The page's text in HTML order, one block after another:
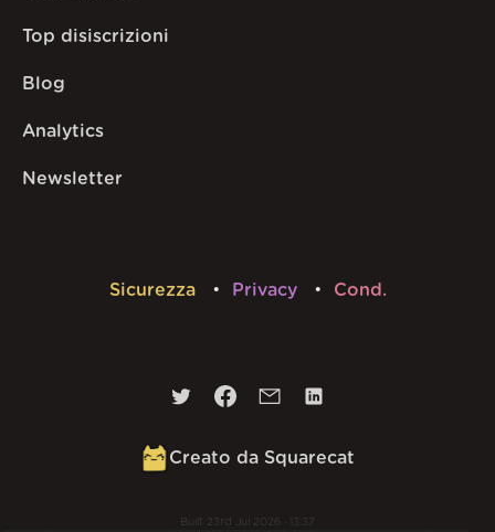
Top disiscrizioni
Blog
Analytics
Newsletter
Sicurezza Privacy Cond.
Creato da Squarecat
Built 23rd Jul 2026 · 13:37